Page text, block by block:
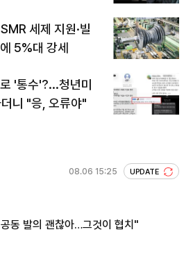
세제 지원·빌
5%대 강세
'통수'?...청년미
니 "응, 오류야"
08.06 15:25 UPDATE
동 발의 괜찮아…그것이 협치"